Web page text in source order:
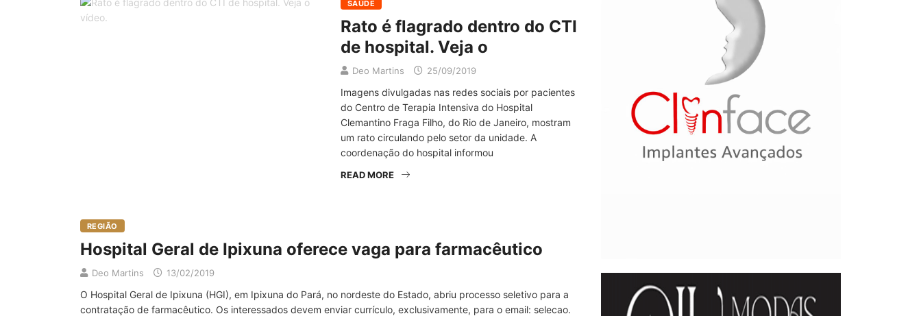
SAÚDE
Rato é flagrado dentro do CTI
de hospital. Veja o
Deo Martins 25/09/2019
Imagens divulgadas nas redes sociais por pacientes
do Centro de Terapia Intensiva do Hospital
Clemantino Fraga Filho, do Rio de Janeiro, mostram
um rato circulando pelo setor da unidade. A
coordenação do hospital informou
READ MORE
REGIÃO
Hospital Geral de Ipixuna oferece vaga para farmacêutico
Deo Martins 13/02/2019
O Hospital Geral de Ipixuna (HGI), em Ipixuna do Pará, no nordeste do Estado, abriu processo seletivo para a
contratação de farmacêutico. Os interessados devem enviar currículo, exclusivamente, para o email: selecao.